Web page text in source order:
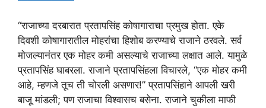
“राजाच्या दरबारात प्रतापसिंह कोषागाराचा प्रमुख होता. एके
दिवशी कोषागारातील मोहरांचा हिशोब करण्याचे राजाने ठरवले. सर्व
मोजल्यानंतर एक मोहर कमी असल्याचे राजाच्या लक्षात आले. यामुळे
प्रतापसिंह घाबरला. राजाने प्रतापसिंहला विचारले, “एक मोहर कमी
आहे, म्हणजे तूच ती चोरली असणार!” प्रतापसिंहाने आपली खरी
बाजू मांडली; पण राजाचा विश्वासच बसेना. राजाने चुकीला माफी